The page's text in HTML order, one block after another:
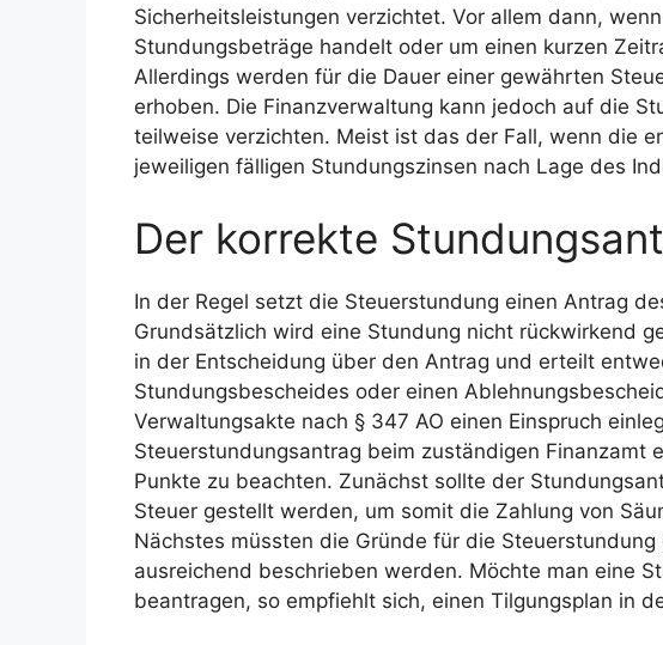
Sicherheitsleistungen verzichtet. Vor allem dann,
Stundungsbeträge handelt oder um einen kurzen
Allerdings werden für die Dauer einer gewährten
erhoben. Die Finanzverwaltung kann jedoch auf die
teilweise verzichten. Meist ist das der Fall, wenn die
jeweiligen fälligen Stundungszinsen nach Lage des
Der korrekte
In der Regel setzt die Steuerstundung einen Antrag
Grundsätzlich wird eine Stundung nicht rückwirkend
in der Entscheidung über den Antrag und erteilt
Stundungsbescheides oder einen
Verwaltungsakte nach § 347 AO einen Einspruch
Steuerstundungsantrag beim zuständigen Finanzamt
Punkte zu beachten. Zunächst sollte der
Steuer gestellt werden, um somit die Zahlung von
Nächstes müssten die Gründe für die
ausreichend beschrieben werden. Möchte man eine
beantragen, so empfiehlt sich, einen Tilgungsplan in